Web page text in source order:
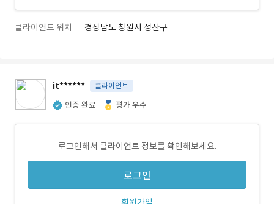
클라이언트 위치 경상남도 창원시 성산구
it****** 클라이언트
인증 완료 평가 우수
로그인해서 클라이언트 정보를 확인해보세요.
로그인